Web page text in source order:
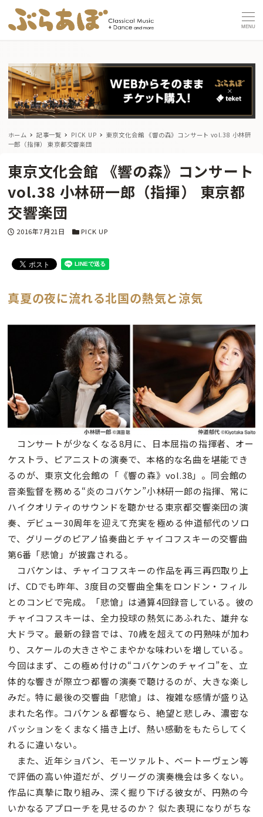
MENU
ホーム 記事一覧 PICK UP
東京文化会館 《響の森》コンサート vol.38 小林研
一郎（指揮） 東京都交響楽団
東京文化会館 《響の森》コンサート
vol.38 小林研一郎（指揮） 東京都
交響楽団
投稿日
2016年7月21日 カテゴリー
PICK UP
真夏の夜に流れる北国の熱気と涼気
コンサートが少なくなる8月に、日本屈指の指揮者、オー
ケストラ、ピアニストの演奏で、本格的な名曲を堪能でき
るのが、東京文化会館の「《響の森》vol.38」。同会館の
音楽監督を務める“炎のコバケン”小林研一郎の指揮、常に
ハイクオリティのサウンドを聴かせる東京都交響楽団の演
奏、デビュー30周年を迎えて充実を極める仲道郁代のソロ
で、グリーグのピアノ協奏曲とチャイコフスキーの交響曲
第6番「悲愴」が披露される。
コバケンは、チャイコフスキーの作品を再三再四取り上
げ、CDでも昨年、3度目の交響曲全集をロンドン・フィル
とのコンビで完成。「悲愴」は通算4回録音している。彼の
チャイコフスキーは、全力投球の熱気にあふれた、雄弁な
大ドラマ。最新の録音では、70歳を超えての円熟味が加わ
り、スケールの大きさやこまやかな味わいを増している。
今回はまず、この極め付けの“コバケンのチャイコ”を、立
体的な響きが際立つ都響の演奏で聴けるのが、大きな楽し
みだ。特に最後の交響曲「悲愴」は、複雑な感情が盛り込
まれた名作。コバケン＆都響なら、絶望と悲しみ、濃密な
パッションをくまなく描き上げ、熱い感動をもたらしてく
れるに違いない。
また、近年ショパン、モーツァルト、ベートーヴェン等
で評価の高い仲道だが、グリーグの演奏機会は多くない。
作品に真摯に取り組み、深く掘り下げる彼女が、円熟の今
いかなるアプローチを見せるのか？ 似た表現になりがちな